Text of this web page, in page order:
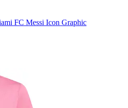
FC Messi Icon Graphic